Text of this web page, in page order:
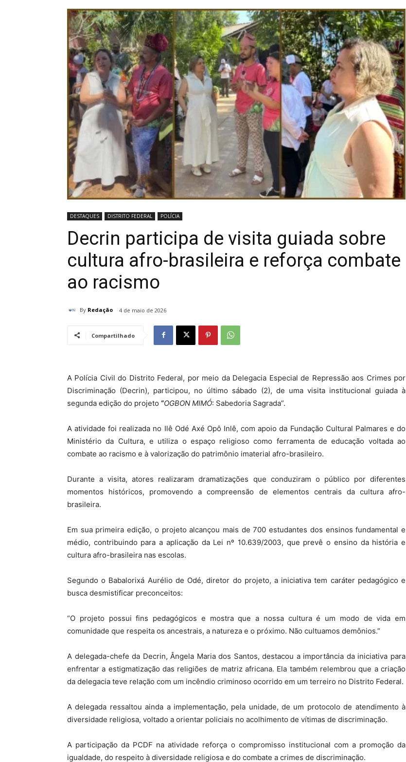
DESTAQUES DISTRITO FEDERAL POLÍCIA
Decrin participa de visita guiada sobre
cultura afro-brasileira e reforça combate
ao racismo
By Redação 4 de maio de 2026
Compartilhado
A Polícia Civil do Distrito Federal, por meio da Delegacia Especial de Repressão aos Crimes por
Discriminação (Decrin), participou, no último sábado (2), de uma visita institucional guiada à
segunda edição do projeto “OGBON MIMÓ: Sabedoria Sagrada”.
A atividade foi realizada no Ilê Odé Axé Opô Inlê, com apoio da Fundação Cultural Palmares e do
Ministério da Cultura, e utiliza o espaço religioso como ferramenta de educação voltada ao
combate ao racismo e à valorização do patrimônio imaterial afro-brasileiro.
Durante a visita, atores realizaram dramatizações que conduziram o público por diferentes
momentos históricos, promovendo a compreensão de elementos centrais da cultura afro-
brasileira.
Em sua primeira edição, o projeto alcançou mais de 700 estudantes dos ensinos fundamental e
médio, contribuindo para a aplicação da Lei nº 10.639/2003, que prevê o ensino da história e
cultura afro-brasileira nas escolas.
Segundo o Babalorixá Aurélio de Odé, diretor do projeto, a iniciativa tem caráter pedagógico e
busca desmistificar preconceitos:
“O projeto possui fins pedagógicos e mostra que a nossa cultura é um modo de vida em
comunidade que respeita os ancestrais, a natureza e o próximo. Não cultuamos demônios.”
A delegada-chefe da Decrin, Ângela Maria dos Santos, destacou a importância da iniciativa para
enfrentar a estigmatização das religiões de matriz africana. Ela também relembrou que a criação
da delegacia teve relação com um incêndio criminoso ocorrido em um terreiro no Distrito Federal.
A delegada ressaltou ainda a implementação, pela unidade, de um protocolo de atendimento à
diversidade religiosa, voltado a orientar policiais no acolhimento de vítimas de discriminação.
A participação da PCDF na atividade reforça o compromisso institucional com a promoção da
igualdade, do respeito à diversidade religiosa e do combate a crimes de discriminação.